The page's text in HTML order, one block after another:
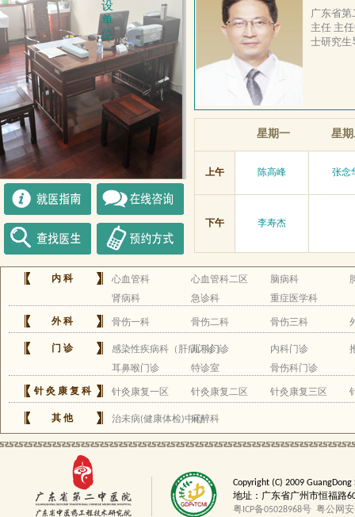
设
单
位
广东省第
主任 主
士研究生
星期一 星
上午 陈高峰 张念
下午 李寿杰
内科 心血管科 心血管科二区 脑病科
肾病科
急诊科 重症医学科
外科 骨伤一科 骨伤二科 骨伤三科
门诊 感染性疾病科（肝病门诊）
儿科门诊 内科门诊
耳鼻喉门诊
特诊室 骨伤科门诊
针灸康复科 针灸康复一区 针灸康复二区 针灸康复三区
其他 治未病(健康体检)中心麻醉科
Copyright (C) 2009
地址：广东省广州市恒福路
粤ICP备05028968号 粤公网安